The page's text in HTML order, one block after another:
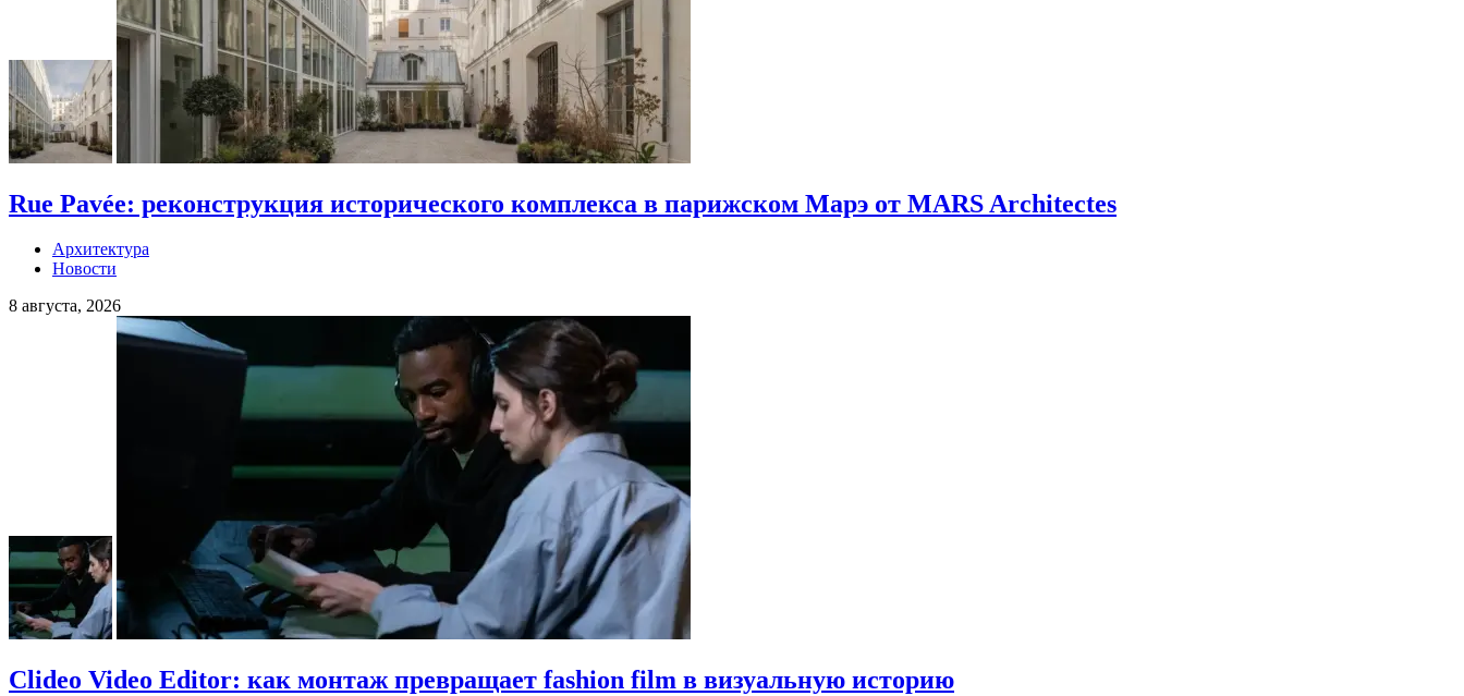
Rue Pavée: реконструкция исторического комплекса в парижском Марэ от MARS Architectes
Архитектура
Новости
8 августа, 2026
Clideo Video Editor: как монтаж превращает fashion film в визуальную историю